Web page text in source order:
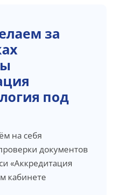
за
под
на себя
документов
«Аккредитация
кабинете